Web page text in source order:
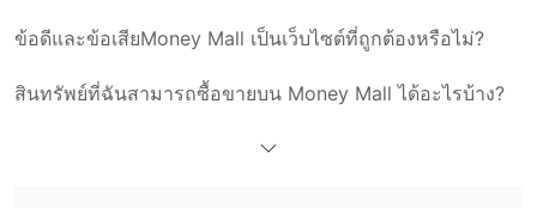
ข้อดีและข้อเสียMoney Mall เป็นเว็บไซต์ที่ถูกต้องหรือไม่?
สินทรัพย์ที่ฉันสามารถซื้อขายบน Money Mall ได้อะไรบ้าง?